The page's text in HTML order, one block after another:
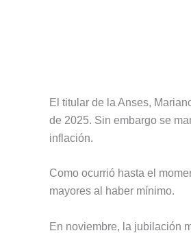
El titular de la Anses,
de 2025. Sin embargo se
inflación.
Como ocurrió hasta el
mayores al haber mínimo.
En noviembre, la jubilación